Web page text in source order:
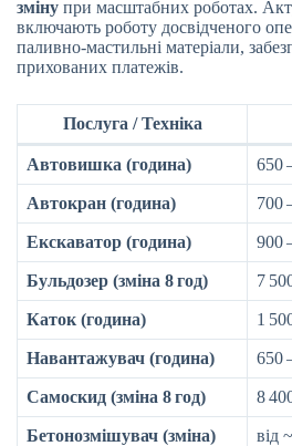
зміну при масштабних роботах.
включають роботу досвідченого
паливно-мастильні матеріали,
прихованих платежів.
Послуга / Техніка
Автовишка (година) 650
Автокран (година) 700
Екскаватор (година) 900
Бульдозер (зміна 8 год) 7
Каток (година) 1
Навантажувач (година) 650
Самоскид (зміна 8 год) 8
Бетонозмішувач (зміна) від